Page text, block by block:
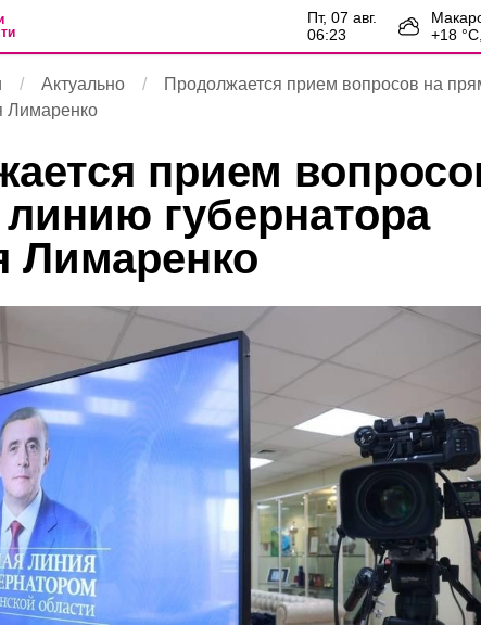
пт, 07 авг.
06:23
+18 °С,
Актуально
Продолжается прием вопросов на
Лимаренко
прием
губернатора
Лимаренко